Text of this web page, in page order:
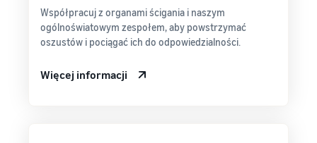
Współpracuj z organami ścigania i naszym
ogólnoświatowym zespołem, aby powstrzymać
oszustów i pociągać ich do odpowiedzialności.
Więcej informacji